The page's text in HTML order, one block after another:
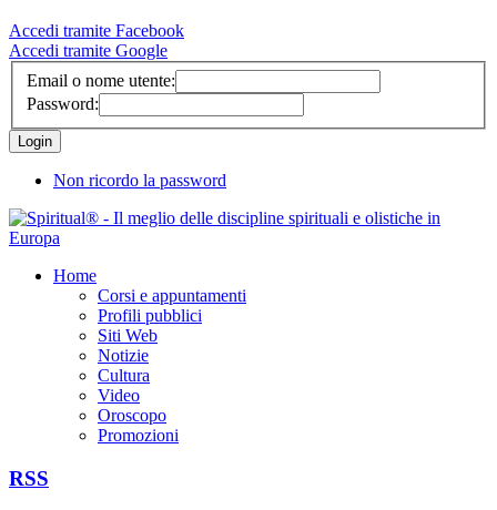
Accedi tramite Facebook
Accedi tramite Google
Email o nome utente:
Password:
Non ricordo la password
Home
Corsi e appuntamenti
Profili pubblici
Siti Web
Notizie
Cultura
Video
Oroscopo
Promozioni
RSS